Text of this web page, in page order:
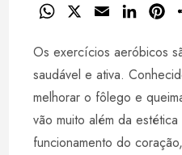
W
a
t
s
A
p
a
i
l
n
k
e
d
I
n
t
e
r
e
Os exercícios aeróbicos
saudável e ativa.
melhorar o fôlego e
vão muito além da
funcionamento do